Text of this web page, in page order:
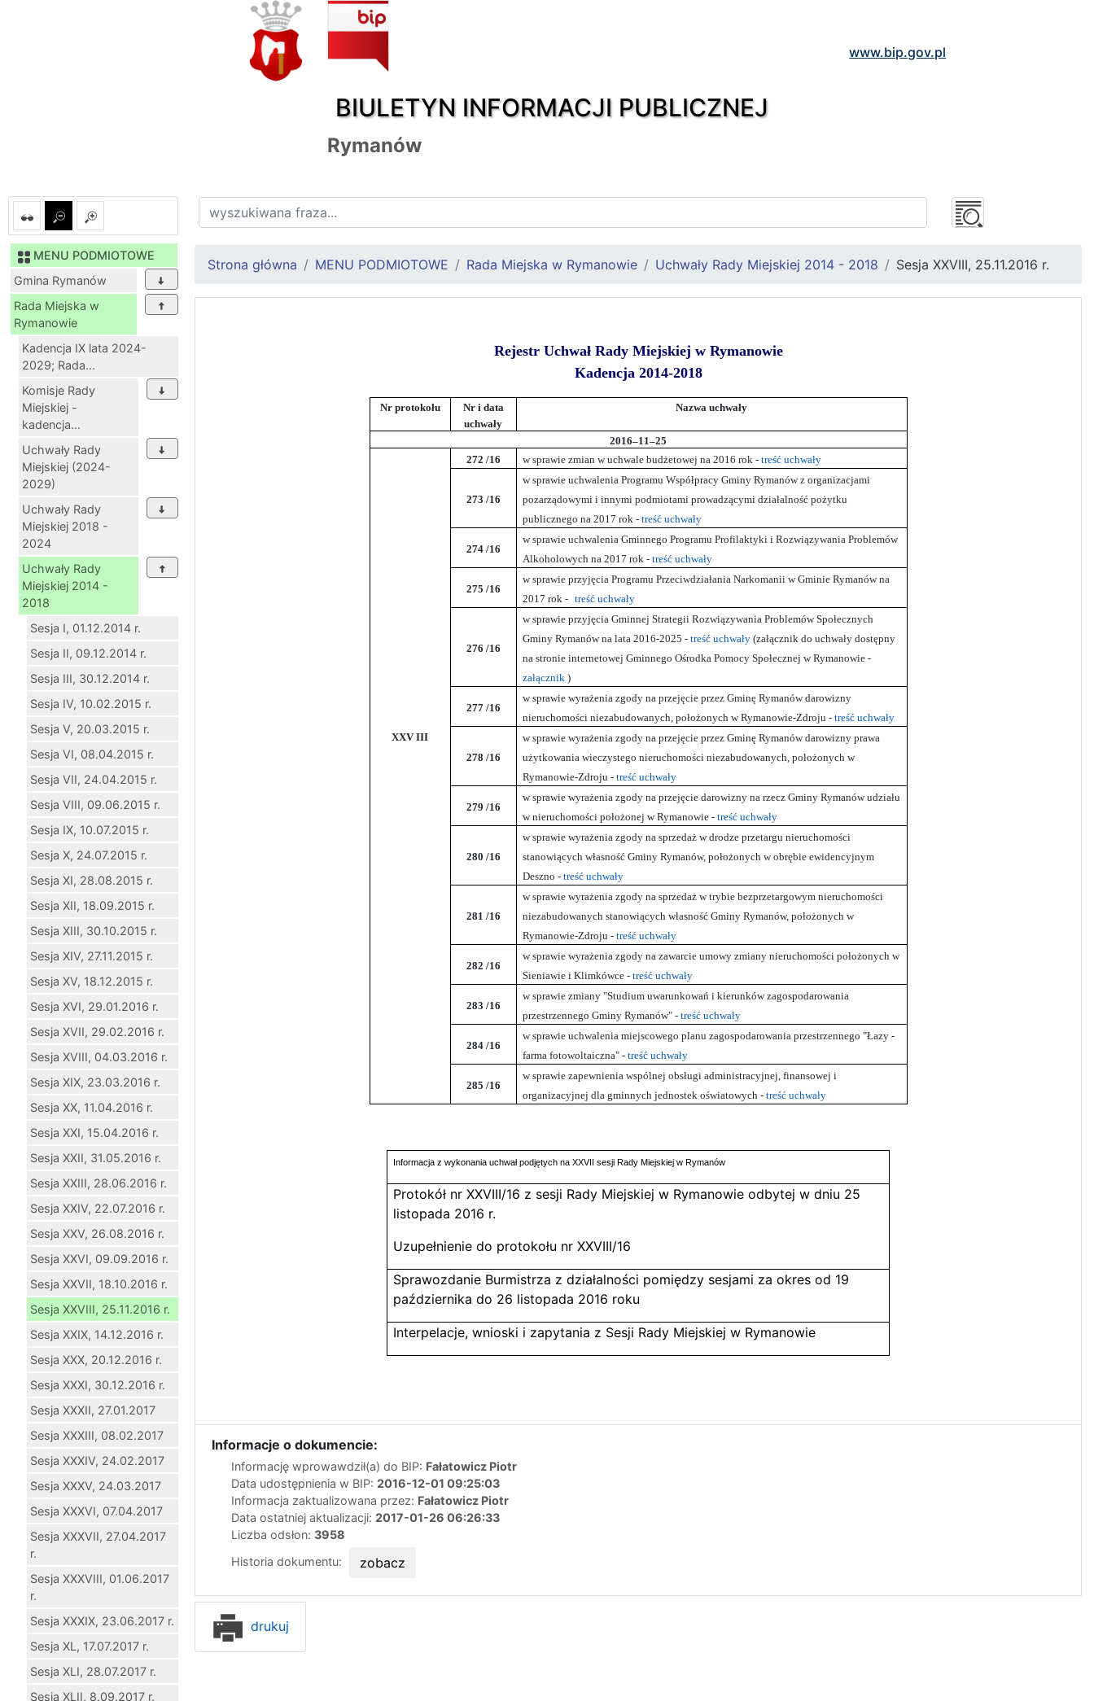
BIULETYN INFORMACJI PUBLICZNEJ
www.bip.gov.pl
Rymanów
MENU PODMIOTOWE
Gmina Rymanów
Rada Miejska w
Rymanowie
Kadencja IX lata 2024-
2029; Rada...
Komisje Rady
Miejskiej -
kadencja...
Uchwały Rady
Miejskiej (2024-
2029)
Uchwały Rady
Miejskiej 2018 -
2024
Uchwały Rady
Miejskiej 2014 -
2018
Sesja I, 01.12.2014 r.
Sesja II, 09.12.2014 r.
Sesja III, 30.12.2014 r.
Sesja IV, 10.02.2015 r.
Sesja V, 20.03.2015 r.
Sesja VI, 08.04.2015 r.
Sesja VII, 24.04.2015 r.
Sesja VIII, 09.06.2015 r.
Sesja IX, 10.07.2015 r.
Sesja X, 24.07.2015 r.
Sesja XI, 28.08.2015 r.
Sesja XII, 18.09.2015 r.
Sesja XIII, 30.10.2015 r.
Sesja XIV, 27.11.2015 r.
Sesja XV, 18.12.2015 r.
Sesja XVI, 29.01.2016 r.
Sesja XVII, 29.02.2016 r.
Sesja XVIII, 04.03.2016 r.
Sesja XIX, 23.03.2016 r.
Sesja XX, 11.04.2016 r.
Sesja XXI, 15.04.2016 r.
Sesja XXII, 31.05.2016 r.
Sesja XXIII, 28.06.2016 r.
Sesja XXIV, 22.07.2016 r.
Sesja XXV, 26.08.2016 r.
Sesja XXVI, 09.09.2016 r.
Sesja XXVII, 18.10.2016 r.
Sesja XXVIII, 25.11.2016 r.
Sesja XXIX, 14.12.2016 r.
Sesja XXX, 20.12.2016 r.
Sesja XXXI, 30.12.2016 r.
Sesja XXXII, 27.01.2017
Sesja XXXIII, 08.02.2017
Sesja XXXIV, 24.02.2017
Sesja XXXV, 24.03.2017
Sesja XXXVI, 07.04.2017
Sesja XXXVII, 27.04.2017
r.
Sesja XXXVIII, 01.06.2017
r.
Sesja XXXIX, 23.06.2017 r.
Sesja XL, 17.07.2017 r.
Sesja XLI, 28.07.2017 r.
Sesja XLII, 8.09.2017 r.
Strona główna MENU PODMIOTOWE Rada Miejska w Rymanowie Uchwały Rady Miejskiej 2014 - 2018 Sesja XXVIII, 25.11.2016 r.
Rejestr Uchwał Rady Miejskiej w Rymanowie
Kadencja 2014-2018
Nr protokołu
Nr i data
uchwały
Nazwa uchwały
2016–11–25
XXV III
272 /16 w sprawie zmian w uchwale budżetowej na 2016 rok - treść uchwały
273 /16
w sprawie uchwalenia Programu Współpracy Gminy Rymanów z organizacjami
pozarządowymi i innymi podmiotami prowadzącymi działalność pożytku
publicznego na 2017 rok - treść uchwały
274/16
w sprawie uchwalenia Gminnego Programu Profilaktyki i Rozwiązywania Problemów
Alkoholowych na 2017 rok - treść uchwały
275 /16
w sprawie przyjęcia Programu Przeciwdziałania Narkomanii w Gminie Rymanów na
2017 rok - treść uchwały
276 /16
w sprawie przyjęcia Gminnej Strategii Rozwiązywania Problemów Społecznych
Gminy Rymanów na lata 2016-2025 - treść uchwały (załącznik do uchwały dostępny
na stronie internetowej Gminnego Ośrodka Pomocy Społecznej w Rymanowie -
załącznik)
277/16
w sprawie wyrażenia zgody na przejęcie przez Gminę Rymanów darowizny
nieruchomości niezabudowanych, położonych w Rymanowie-Zdroju - treść uchwały
278 /16
w sprawie wyrażenia zgody na przejęcie przez Gminę Rymanów darowizny prawa
użytkowania wieczystego nieruchomości niezabudowanych, położonych w
Rymanowie-Zdroju - treść uchwały
279 /16
w sprawie wyrażenia zgody na przejęcie darowizny na rzecz Gminy Rymanów udziału
w nieruchomości położonej w Rymanowie - treść uchwały
280 /16
w sprawie wyrażenia zgody na sprzedaż w drodze przetargu nieruchomości
stanowiących własność Gminy Rymanów, położonych w obrębie ewidencyjnym
Deszno - treść uchwały
281 /16
w sprawie wyrażenia zgody na sprzedaż w trybie bezprzetargowym nieruchomości
niezabudowanych stanowiących własność Gminy Rymanów, położonych w
Rymanowie-Zdroju - treść uchwały
282 /16
w sprawie wyrażenia zgody na zawarcie umowy zmiany nieruchomości położonych w
Sieniawie i Klimkówce - treść uchwały
283 /16
w sprawie zmiany "Studium uwarunkowań i kierunków zagospodarowania
przestrzennego Gminy Rymanów" - treść uchwały
284/16
w sprawie uchwalenia miejscowego planu zagospodarowania przestrzennego "Łazy -
farma fotowoltaiczna" - treść uchwały
285 /16
w sprawie zapewnienia wspólnej obsługi administracyjnej, finansowej i
organizacyjnej dla gminnych jednostek oświatowych - treść uchwały
Informacja z wykonania uchwał podjętych na XXVII sesji Rady Miejskiej w Rymanów
Protokół nr XXVIII/16 z sesji Rady Miejskiej w Rymanowie odbytej w dniu 25
listopada 2016 r.
Uzupełnienie do protokołu nr XXVIII/16
Sprawozdanie Burmistrza z działalności pomiędzy sesjami za okres od 19
października do 26 listopada 2016 roku
Interpelacje, wnioski i zapytania z Sesji Rady Miejskiej w Rymanowie
Informacje o dokumencie:
Informację wprowawdził(a) do BIP: Fałatowicz Piotr
Data udostępnienia w BIP: 2016-12-01 09:25:03
Informacja zaktualizowana przez: Fałatowicz Piotr
Data ostatniej aktualizacji: 2017-01-26 06:26:33
Liczba odsłon: 3958
Historia dokumentu:
zobacz
drukuj